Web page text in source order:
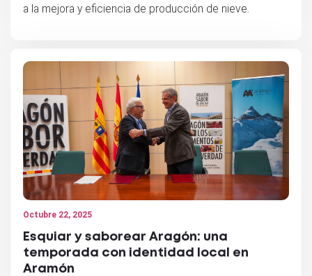
a la mejora y eficiencia de producción de nieve.
Octubre 22, 2025
Esquiar y saborear Aragón: una
temporada con identidad local en
Aramón